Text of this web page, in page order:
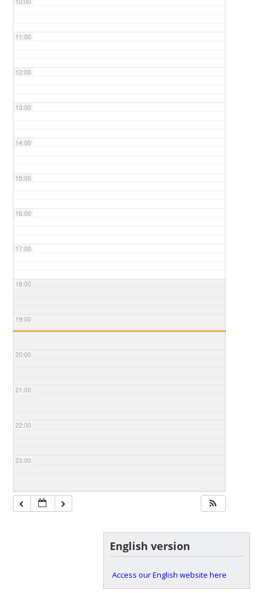
11:00
12:00
13:00
14:00
15:00
16:00
17:00
18:00
19:00
20:00
21:00
22:00
23:00
English version
Access our English website here